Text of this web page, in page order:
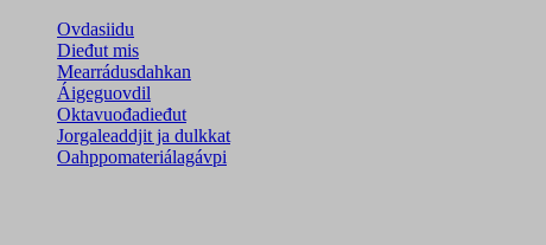
Ovdasiidu
Dieđut mis
Mearrádusdahkan
Áigeguovdil
Oktavuođadieđut
Jorgaleaddjit ja dulkkat
Oahppomateriálagávpi